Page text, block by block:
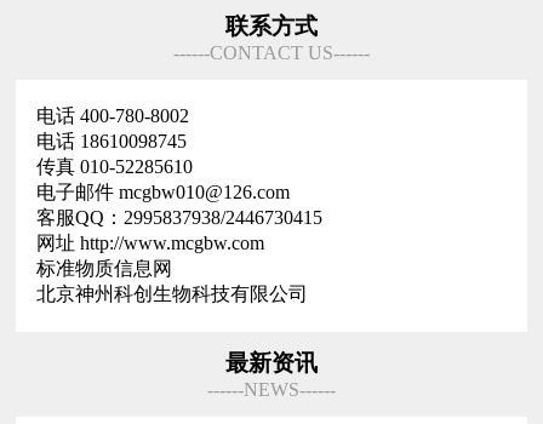
联系方式
------CONTACT US------
电话 400-780-8002
电话 18610098745
传真 010-52285610
电子邮件 mcgbw010@126.com
客服QQ：2995837938/2446730415
网址 http://www.mcgbw.com
标准物质信息网
北京神州科创生物科技有限公司
最新资讯
------NEWS------